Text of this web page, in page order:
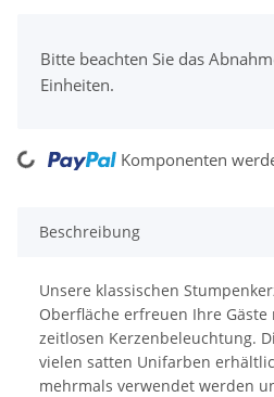
Bitte beachten Sie das
Einheiten.
Komponenten
Beschreibung
Unsere klassischen
Oberfläche erfreuen Ihre
zeitlosen Kerzenbeleuchtung.
vielen satten Unifarben
mehrmals verwendet werden